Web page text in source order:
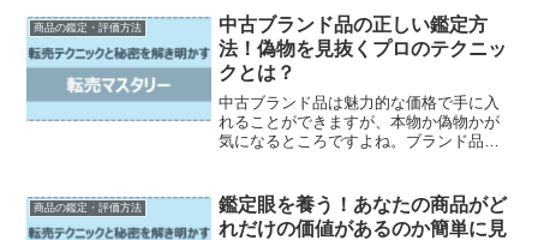
商品の鑑定・評価方法
中古ブランド品の正しい鑑定方
法！偽物を見抜くプロのテクニッ
クとは？
中古ブランド品は魅力的な価格で手に入
れることができますが、本物か偽物かが
気になるところですよね。ブランド品の
とは重要です。この記事では、中古ブラ
ンド品の正しい鑑定方法や...
商品の鑑定・評価方法
鑑定眼を養う！あなたの商品がど
れだけの価値があるのか簡単に見